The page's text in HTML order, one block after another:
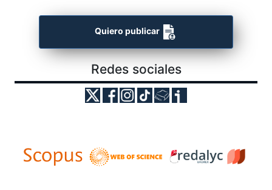
Quiero publicar
Redes sociales